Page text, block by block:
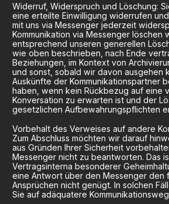
Widerruf, Widerspruch und Löschung:
eine erteilte Einwilligung widerrufen
mit uns via Messenger jederzeit
Kommunikation via Messenger löschen
entsprechend unseren generellen
wie oben beschrieben, nach Ende
Beziehungen, im Kontext von
und sonst, sobald wir davon ausgehen
Auskünfte der Kommunikationspartner
haben, wenn kein Rückbezug auf eine
Konversation zu erwarten ist und der
gesetzlichen Aufbewahrungspflichten
Vorbehalt des Verweises auf andere
Zum Abschluss möchten wir darauf
aus Gründen Ihrer Sicherheit
Messenger nicht zu beantworten. Das
Vertragsinterna besonderer
eine Antwort über den Messenger den
Ansprüchen nicht genügt. In solchen
Sie auf adäquatere